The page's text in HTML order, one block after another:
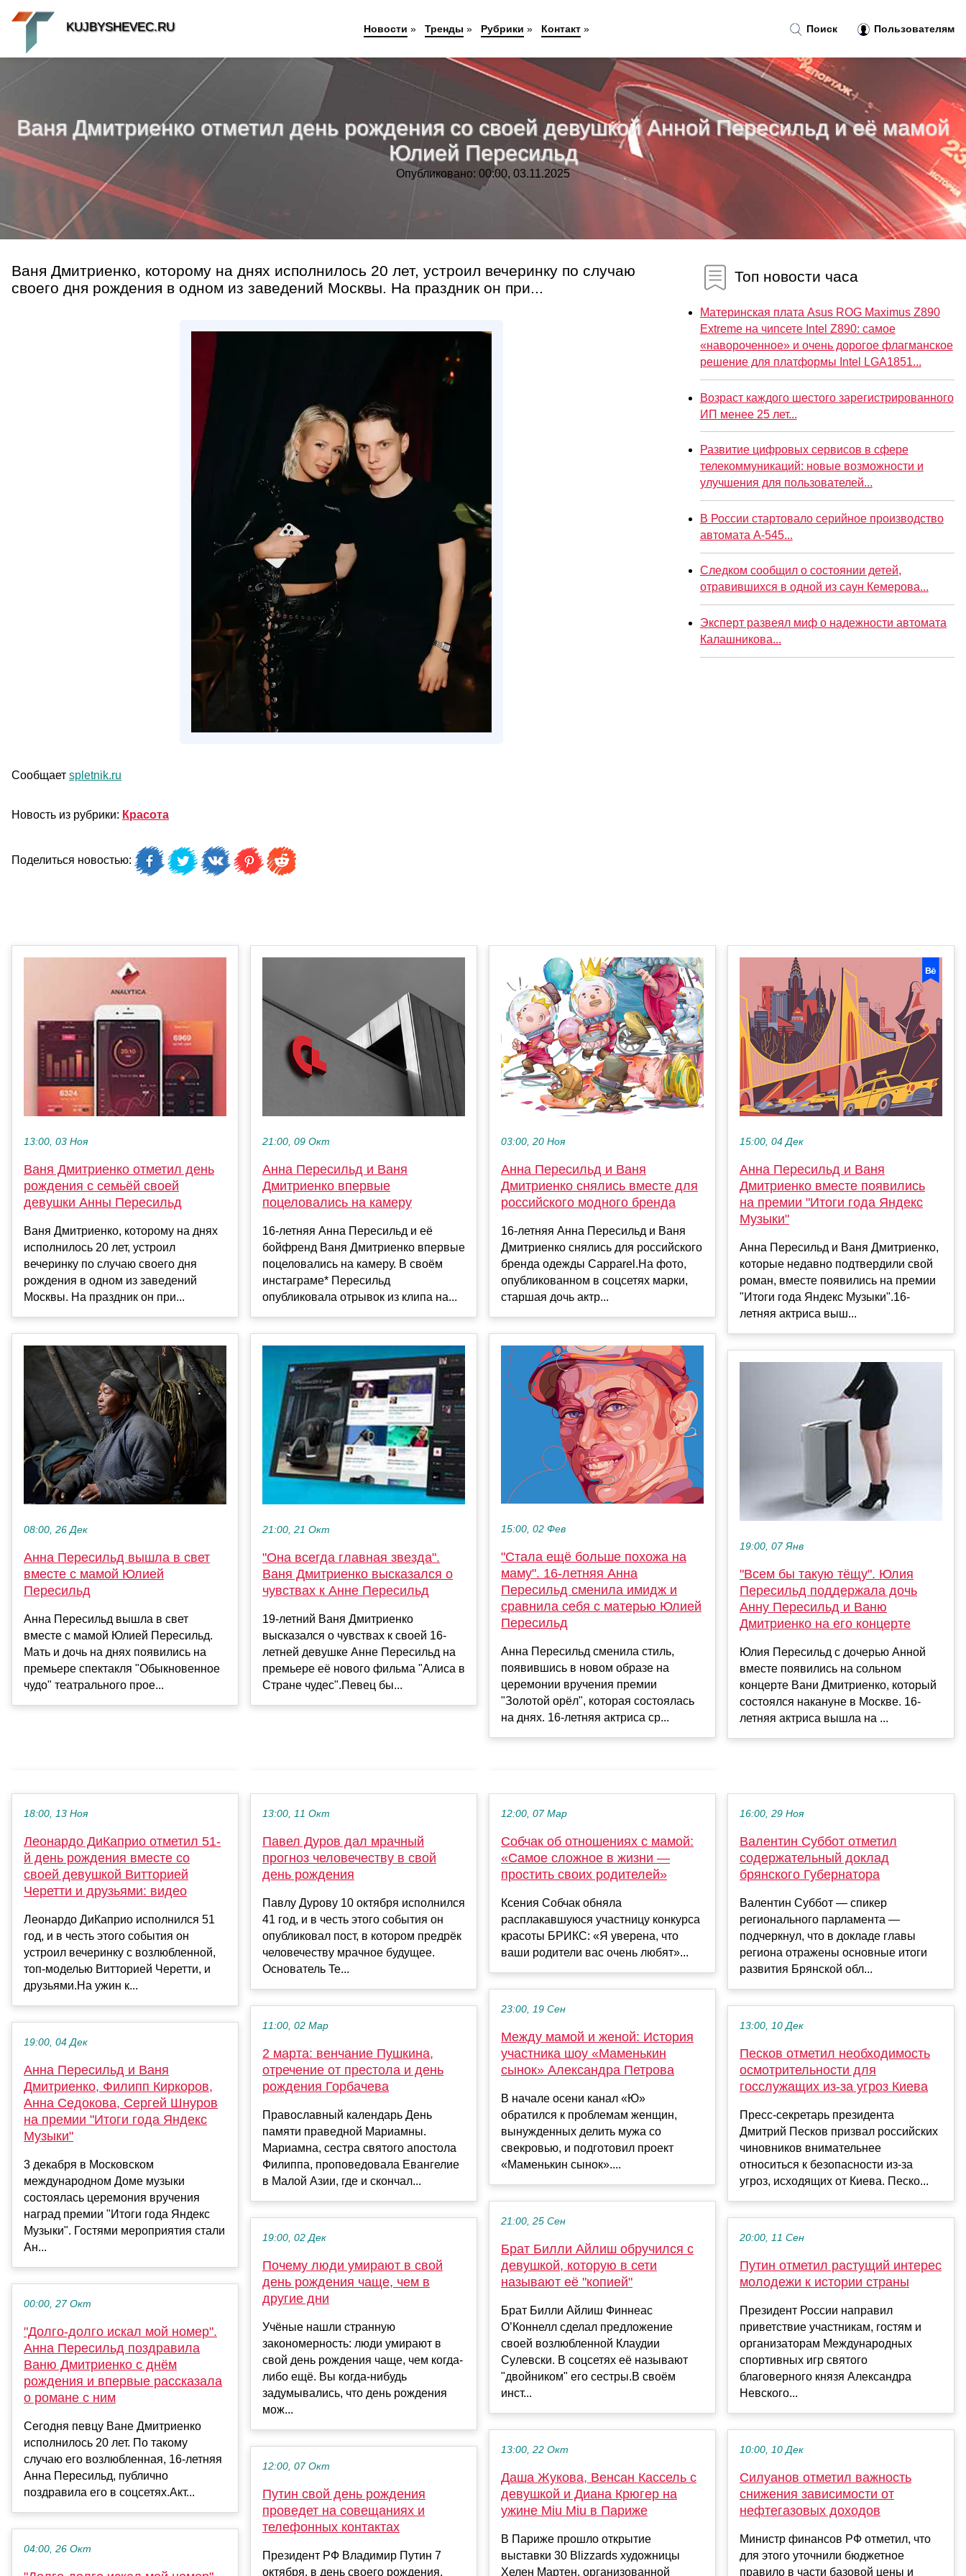
Ваня Дмитриенко отметил день рождения со своей девушкой Анной Пересильд и её мамой
Юлией Пересильд
Опубликовано: 00:00, 03.11.2025
Ваня Дмитриенко, которому на днях исполнилось 20 лет, устроил вечеринку по случаю
своего дня рождения в одном из заведений Москвы. На праздник он при...
Сообщает spletnik.ru
Новость из рубрики: Красота
Поделиться новостью:
Топ новости часа
Материнская плата Asus ROG Maximus Z890
Extreme на чипсете Intel Z890: самое
«навороченное» и очень дорогое флагманское
решение для платформы Intel LGA1851...
Возраст каждого шестого зарегистрированного
ИП менее 25 лет...
Развитие цифровых сервисов в сфере
телекоммуникаций: новые возможности и
улучшения для пользователей...
В России стартовало серийное производство
автомата А-545...
Следком сообщил о состоянии детей,
отравившихся в одной из саун Кемерова...
Эксперт развеял миф о надежности автомата
Калашникова...
13:00, 03 Ноя
Ваня Дмитриенко отметил день
рождения с семьёй своей
девушки Анны Пересильд
Ваня Дмитриенко, которому на днях
исполнилось 20 лет, устроил
вечеринку по случаю своего дня
рождения в одном из заведений
Москвы. На праздник он при...
08:00, 26 Дек
Анна Пересильд вышла в свет
вместе с мамой Юлией
Пересильд
Анна Пересильд вышла в свет
вместе с мамой Юлией Пересильд.
Мать и дочь на днях появились на
премьере спектакля "Обыкновенное
чудо" театрального прое...
21:00, 09 Окт
Анна Пересильд и Ваня
Дмитриенко впервые
поцеловались на камеру
16-летняя Анна Пересильд и её
бойфренд Ваня Дмитриенко впервые
поцеловались на камеру. В своём
инстаграме* Пересильд
опубликовала отрывок из клипа на...
21:00, 21 Окт
"Она всегда главная звезда".
Ваня Дмитриенко высказался о
чувствах к Анне Пересильд
19-летний Ваня Дмитриенко
высказался о чувствах к своей 16-
летней девушке Анне Пересильд на
премьере её нового фильма "Алиса в
Стране чудес".Певец бы...
03:00, 20 Ноя
Анна Пересильд и Ваня
Дмитриенко снялись вместе для
российского модного бренда
16-летняя Анна Пересильд и Ваня
Дмитриенко снялись для российского
бренда одежды Capparel.На фото,
опубликованном в соцсетях марки,
старшая дочь актр...
15:00, 02 Фев
"Стала ещё больше похожа на
маму". 16-летняя Анна
Пересильд сменила имидж и
сравнила себя с матерью Юлией
Пересильд
Анна Пересильд сменила стиль,
появившись в новом образе на
церемонии вручения премии
"Золотой орёл", которая состоялась
на днях. 16-летняя актриса ср...
15:00, 04 Дек
Анна Пересильд и Ваня
Дмитриенко вместе появились
на премии "Итоги года Яндекс
Музыки"
Анна Пересильд и Ваня Дмитриенко,
которые недавно подтвердили свой
роман, вместе появились на премии
"Итоги года Яндекс Музыки".16-
летняя актриса выш...
19:00, 07 Янв
"Всем бы такую тёщу". Юлия
Пересильд поддержала дочь
Анну Пересильд и Ваню
Дмитриенко на его концерте
Юлия Пересильд с дочерью Анной
вместе появились на сольном
концерте Вани Дмитриенко, который
состоялся накануне в Москве. 16-
летняя актриса вышла на ...
18:00, 13 Ноя
Леонардо ДиКаприо отметил 51-
й день рождения вместе со
своей девушкой Витторией
Черетти и друзьями: видео
Леонардо ДиКаприо исполнился 51
год, и в честь этого события он
устроил вечеринку с возлюбленной,
топ-моделью Витторией Черетти, и
друзьями.На ужин к...
19:00, 04 Дек
Анна Пересильд и Ваня
Дмитриенко, Филипп Киркоров,
Анна Седокова, Сергей Шнуров
на премии "Итоги года Яндекс
Музыки"
3 декабря в Московском
международном Доме музыки
состоялась церемония вручения
наград премии "Итоги года Яндекс
Музыки". Гостями мероприятия стали
Ан...
00:00, 27 Окт
"Долго-долго искал мой номер".
Анна Пересильд поздравила
Ваню Дмитриенко с днём
рождения и впервые рассказала
о романе с ним
Сегодня певцу Ване Дмитриенко
исполнилось 20 лет. По такому
случаю его возлюбленная, 16-летняя
Анна Пересильд, публично
поздравила его в соцсетях.Акт...
04:00, 26 Окт
13:00, 11 Окт
Павел Дуров дал мрачный
прогноз человечеству в свой
день рождения
Павлу Дурову 10 октября исполнился
41 год, и в честь этого события он
опубликовал пост, в котором предрёк
человечеству мрачное будущее.
Основатель Te...
11:00, 02 Мар
2 марта: венчание Пушкина,
отречение от престола и день
рождения Горбачева
Православный календарь День
памяти праведной Мариамны.
Мариамна, сестра святого апостола
Филиппа, проповедовала Евангелие
в Малой Азии, где и скончал...
19:00, 02 Дек
Почему люди умирают в свой
день рождения чаще, чем в
другие дни
Учёные нашли странную
закономерность: люди умирают в
свой день рождения чаще, чем когда-
либо ещё. Вы когда-нибудь
задумывались, что день рождения
мож...
12:00, 07 Окт
Путин свой день рождения
проведет на совещаниях и
телефонных контактах
Президент РФ Владимир Путин 7
октября, в день своего рождения,
12:00, 07 Мар
Собчак об отношениях с мамой:
«Самое сложное в жизни —
простить своих родителей»
Ксения Собчак обняла
расплакавшуюся участницу конкурса
красоты БРИКС: «Я уверена, что
ваши родители вас очень любят»...
23:00, 19 Сен
Между мамой и женой: История
участника шоу «Маменькин
сынок» Александра Петрова
В начале осени канал «Ю»
обратился к проблемам женщин,
вынужденных делить мужа со
свекровью, и подготовил проект
«Маменькин сынок»....
21:00, 25 Сен
Брат Билли Айлиш обручился с
девушкой, которую в сети
называют её "копией"
Брат Билли Айлиш Финнеас
О’Коннелл сделал предложение
своей возлюбленной Клаудии
Сулевски. В соцсетях её называют
"двойником" его сестры.В своём
инст...
13:00, 22 Окт
Даша Жукова, Венсан Кассель с
девушкой и Диана Крюгер на
ужине Miu Miu в Париже
В Париже прошло открытие
выставки 30 Blizzards художницы
Хелен Мартен, организованной
16:00, 29 Ноя
Валентин Суббот отметил
содержательный доклад
брянского Губернатора
Валентин Суббот — спикер
регионального парламента —
подчеркнул, что в докладе главы
региона отражены основные итоги
развития Брянской обл...
13:00, 10 Дек
Песков отметил необходимость
осмотрительности для
госслужащих из-за угроз Киева
Пресс-секретарь президента
Дмитрий Песков призвал российских
чиновников внимательнее
относиться к безопасности из-за
угроз, исходящих от Киева. Песко...
20:00, 11 Сен
Путин отметил растущий интерес
молодежи к истории страны
Президент России направил
приветствие участникам, гостям и
организаторам Международных
спортивных игр святого
благоверного князя Александра
Невского...
10:00, 10 Дек
Силуанов отметил важность
снижения зависимости от
нефтегазовых доходов
Министр финансов РФ отметил, что
для этого уточнили бюджетное
правило в части базовой цены и
Поиск Пользователям
KUJBYSHEVEC.RU Новости » Тренды » Рубрики » Контакт»